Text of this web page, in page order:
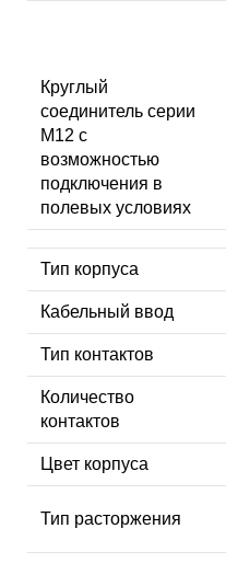
Круглый
соединитель серии
M12 с
возможностью
подключения в
полевых условиях
Тип корпуса
Кабельный ввод
Тип контактов
Количество
контактов
Цвет корпуса
Тип расторжения